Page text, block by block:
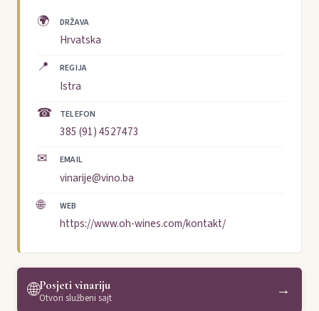
🌍 DRŽAVA
Hrvatska
📍 REGIJA
Istra
☎ TELEFON
385 (91) 4527473
✉ EMAIL
vinarije@vino.ba
🌐 WEB
https://www.oh-wines.com/kontakt/
🌐Posjeti vinariju
Otvori službeni sajt →